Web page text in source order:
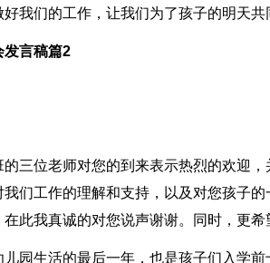
我们的工作，让我们为了孩子的明天共
发言稿篇2
三位老师对您的到来表示热烈的欢迎
们工作的理解和支持，以及对您孩子
此我真诚的对您说声谢谢。同时，更
儿园生活的最后一年，也是孩子们入学